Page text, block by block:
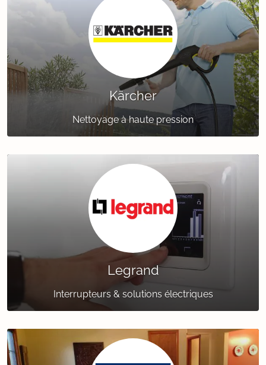
Kärcher
Nettoyage à haute pression
Legrand
Interrupteurs & solutions électriques